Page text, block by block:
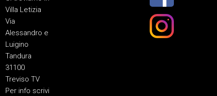
Villa Letizia
Via
Alessandro e
Luigino
Tandura
31100
Treviso TV
Per info scrivi